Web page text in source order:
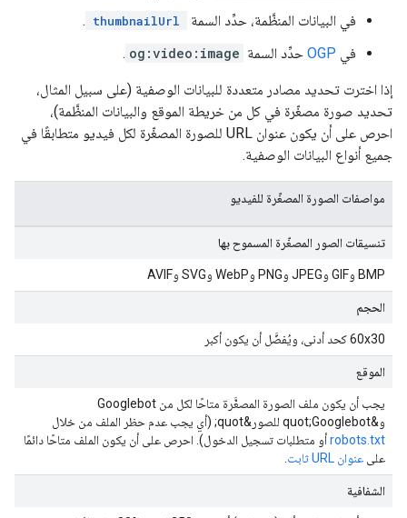
في البيانات المنظَّمة، حدِّد السمة
thumbnailUrl
.
في OGP حدِّد السمة og:video:image
.
إذا اخترت تحديد مصادر متعددة للبيانات الوصفية (على سبيل المثال،
تحديد صورة مصغّرة في كل من خريطة الموقع والبيانات المنظَّمة)،
احرص على أن يكون عنوان URL للصورة المصغّرة لكل فيديو متطابقًا في
جميع أنواع البيانات الوصفية.
مواصفات الصورة المصغّرة للفيديو
تنسيقات الصور المصغّرة المسموح بها
‫BMP وGIF وJPEG وPNG وWebP وSVG وAVIF
الحجم
‫60x30 كحد أدنى، ويُفضَّل أن يكون أكبر
الموقع
يجب أن يكون ملف الصورة المصغَّرة متاحًا لكل من Googlebot
و&quot;Googlebot للصور&quot; (أي يجب عدم حظر الملف من خلال
robots.txtأو متطلبات تسجيل الدخول). احرص على أن يكون الملف متاحًا دائمًا
على عنوان URL ثابت
الشفافية